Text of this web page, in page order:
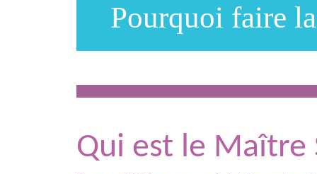
Pourquoi faire
Qui est le Maître